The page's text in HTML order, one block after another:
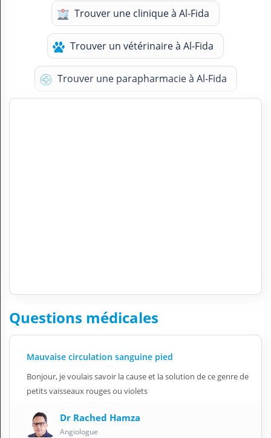
Trouver une clinique à Al-Fida
Trouver un vétérinaire à Al-Fida
Trouver une parapharmacie à Al-Fida
Questions médicales
Mauvaise circulation sanguine pied
Bonjour, je voulais savoir la cause et la solution de ce genre de
petits vaisseaux rouges ou violets
Dr Rached Hamza
Angiologue